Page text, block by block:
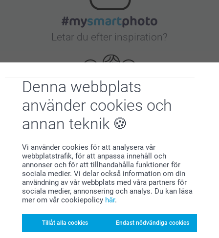
Denna webbplats
använder cookies och
annan teknik
Vi använder cookies för att analysera vår
webbplatstrafik, för att anpassa innehåll och
annonser och för att tillhandahålla funktioner för
sociala medier. Vi delar också information om din
användning av vår webbplats med våra partners för
sociala medier, annonsering och analys. Du kan läsa
mer om vår cookiepolicy här.
Tillåt alla cookies Endast nödvändiga cookies
Letar du efter inspiration?
Förstklassig kundservice
Registrera dig till vårt nyhetsbrev
Ange din e-postadress här
Registrera dig